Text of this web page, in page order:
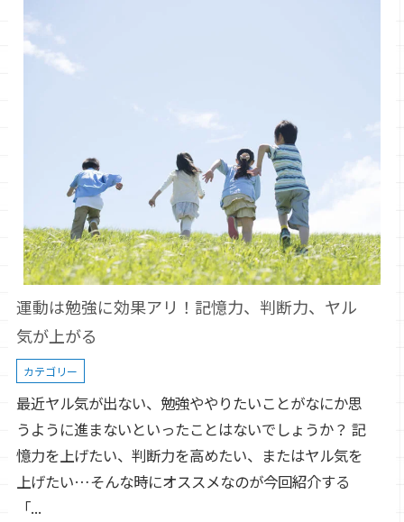
運動は勉強に効果アリ！記憶力、判断力、ヤル
気が上がる
カテゴリー
最近ヤル気が出ない、勉強ややりたいことがなにか思
うように進まないといったことはないでしょうか？ 記
憶力を上げたい、判断力を高めたい、またはヤル気を
上げたい…そんな時にオススメなのが今回紹介する
「...